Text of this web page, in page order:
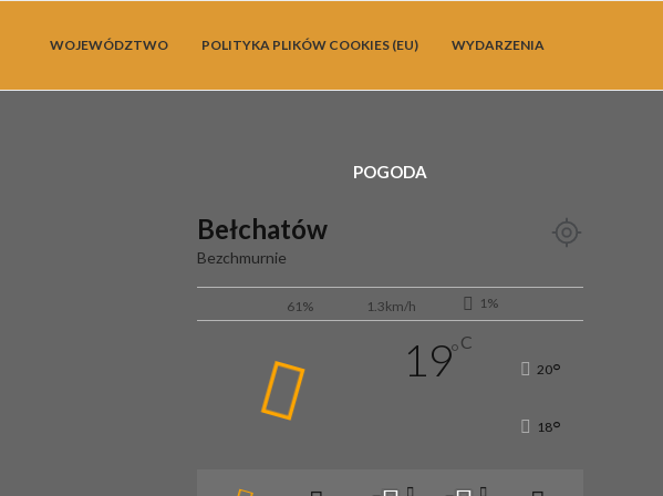
WOJEWÓDZTWO POLITYKA PLIKÓW COOKIES (EU) WYDARZENIA
POGODA
Bełchatów
Bezchmurnie
61% 1.3km/h 1%
19°C
20°
18°